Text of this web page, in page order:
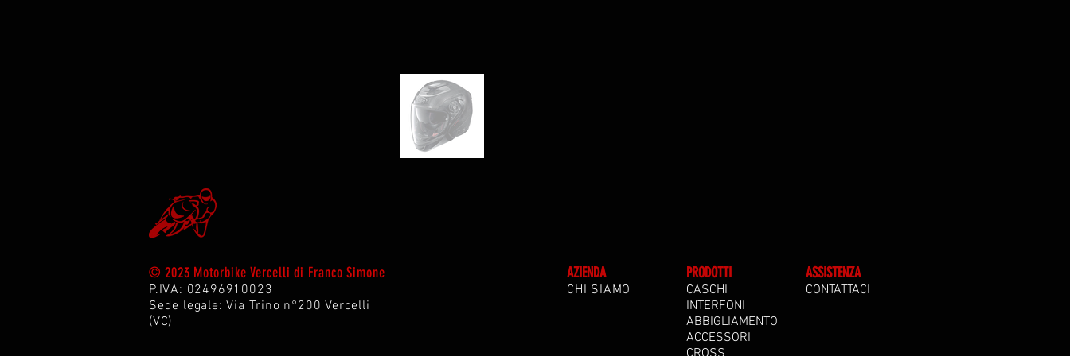
© 2023 Motorbike Vercelli di Franco Simone
P.IVA: 02496910023
Sede legale: Via Trino n°200 Vercelli
(VC)
AZIENDA
CHI SIAMO
PRODOTTI
CASCHI
INTERFONI
ABBIGLIAMENTO
ACCESSORI
ASSISTENZA
CONTATTACI